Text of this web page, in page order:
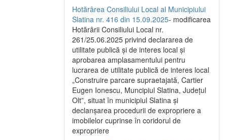
Hotărârea Consiliului Local al Municipiului
Slatina nr. 416 din 15.09.2025- modificarea
Hotărârii Consiliului Local nr.
261/25.06.2025 privind declararea de
utilitate publică și de interes local și
aprobarea amplasamentului pentru
lucrarea de utilitate publică de interes local
„Construire parcare supraetajată, Cartier
Eugen Ionescu, Muncipiul Slatina, Județul
Olt”, situat în municipiul Slatina și
declanșarea procedurii de expropriere a
imobilelor cuprinse în coridorul de
expropriere